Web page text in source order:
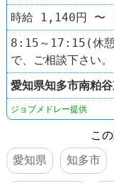
時給 1,140円 〜
8:15～17:15(休憩
で、ご相談下さい
愛知県知多市南粕
ジョブメドレー提供
こ
愛知県
知多市